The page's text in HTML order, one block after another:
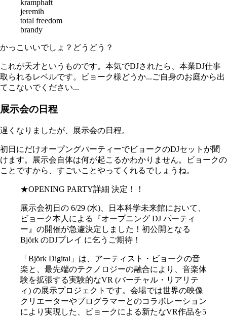
kramphaft
jeremih
total freedom
brandy
かっこいいでしょ？どうどう？
これが天才というものです。本気でDJされたら、本業DJ仕事
取られるレベルです。ビョーク様どうか...ご自身のお庭から出
てこないでください...
展示会の日程
遅くなりましたが、展示会の日程。
初日にだけオープングパーティーでビョークのDJセットが聞
けます。展示会自体は何が起こるかわかりません。ビョークの
ことですから、すごいことやってくれるでしょうね。
★OPENING PARTY詳細 決定！！
展示会初日の 6/29 (水)、日本科学未来館において、
ビョーク本人による『オープニング DJ パーティ
ー』の開催が急遽決定しました！初公開となる
Björk のDJプレイ に乞うご期待！
「Björk Digital」は、アーティスト・ビョークの音
楽と、最先端のテクノロジーの融合により、音楽体
験を拡張する実験的なVR (バーチャル・リアリテ
ィ) の展示プロジェクトです。会場では世界の映像
クリエーターやプログラマーとのコラボレーション
により実現した、ビョークによる新たなVR作品を5